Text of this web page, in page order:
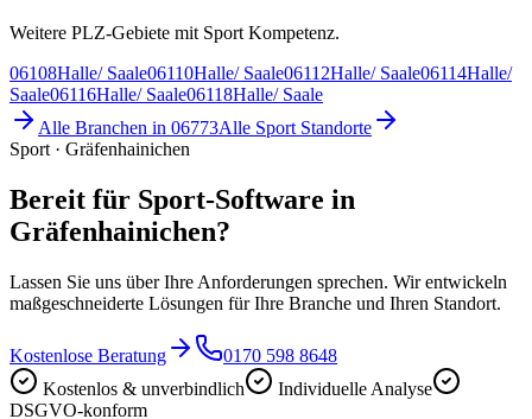
Weitere PLZ-Gebiete mit Sport Kompetenz.
06108Halle/ Saale06110Halle/ Saale06112Halle/ Saale06114Halle/
Saale06116Halle/ Saale06118Halle/ Saale
Alle Branchen in 06773Alle Sport Standorte
Sport · Gräfenhainichen
Bereit für Sport-Software in
Gräfenhainichen?
Lassen Sie uns über Ihre Anforderungen sprechen. Wir entwickeln
maßgeschneiderte Lösungen für Ihre Branche und Ihren Standort.
Kostenlose Beratung
0170 598 8648
Kostenlos & unverbindlich
Individuelle Analyse
DSGVO-konform